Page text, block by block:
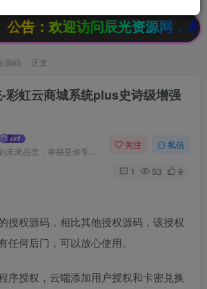
欢迎访问辰光资源网，本站会员
源码 正文
彩虹云商城系统plus史诗级增强
关注 私信
1 53 9
授权源码，相比其他授权源码，该授权
任何后门，可以放心使用。
序授权，云端添加用户授权和卡密兑换